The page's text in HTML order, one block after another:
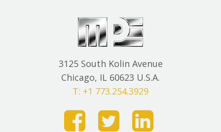
3125 South Kolin Avenue
Chicago, IL 60623 U.S.A.
T: +1 773.254.3929